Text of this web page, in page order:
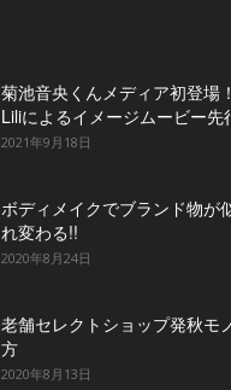
菊池音央くんメディア初登場
Liliによるイメージムービー先
2021年9月18日
ボディメイクでブランド物が
れ変わる!!
2020年8月24日
老舗セレクトショップ発秋モ
方
2020年8月13日